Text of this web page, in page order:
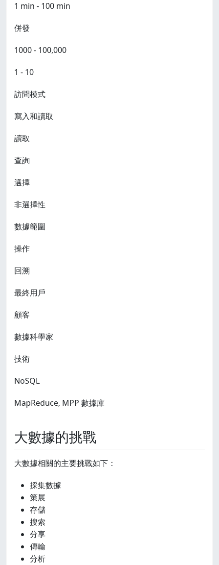
1 min - 100 min
併發
1000 - 100,000
1 - 10
訪問模式
寫入和讀取
讀取
查詢
選擇
非選擇性
數據範圍
操作
回溯
最終用戶
顧客
數據科學家
技術
NoSQL
MapReduce, MPP 數據庫
大數據的挑戰
大數據相關的主要挑戰如下：
採集數據
策展
存儲
搜索
分享
傳輸
分析